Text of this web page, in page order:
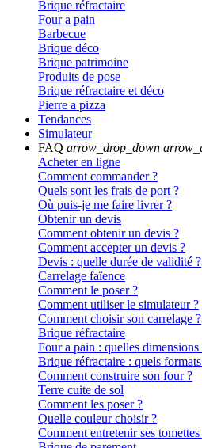
Brique réfractaire
Four a pain
Barbecue
Brique déco
Brique patrimoine
Produits de pose
Brique réfractaire et déco
Pierre a pizza
Tendances
Simulateur
FAQ arrow_drop_down
Acheter en ligne
Comment commander ?
Quels sont les frais de port ?
Où puis-je me faire livrer ?
Obtenir un devis
Comment obtenir un devis ?
Comment accepter un devis ?
Devis : quelle durée de validité ?
Carrelage faïence
Comment le poser ?
Comment utiliser le simulateur ?
Comment choisir son carrelage ?
Brique réfractaire
Four a pain : quelles dimensions
Brique réfractaire : quels
Comment construire son four ?
Terre cuite de sol
Comment les poser ?
Quelle couleur choisir ?
Comment entretenir ses tomettes